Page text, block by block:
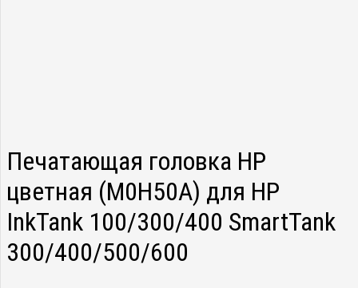
Печатающая головка HP
цветная (M0H50A) для HP
InkTank 100/300/400 SmartTank
300/400/500/600